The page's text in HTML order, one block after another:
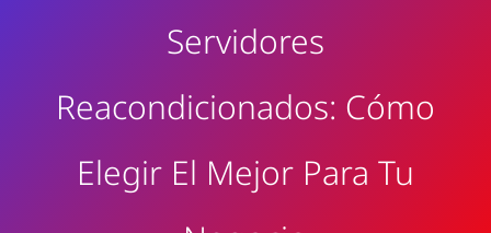
Servidores
Reacondicionados: Cómo
Elegir El Mejor Para Tu